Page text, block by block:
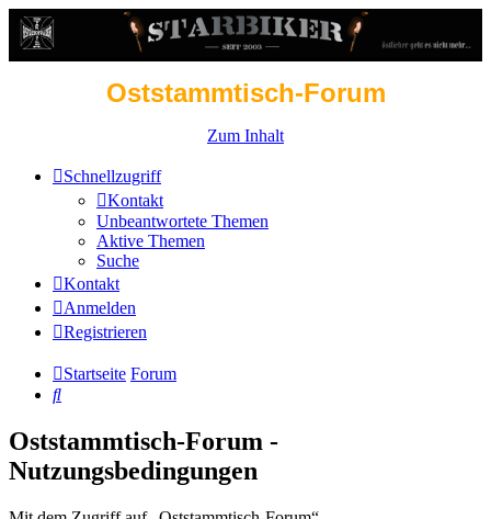
Oststammtisch-Forum
Zum Inhalt
Schnellzugriff
Kontakt
Unbeantwortete Themen
Aktive Themen
Suche
Kontakt
Anmelden
Registrieren
Startseite Forum
Suche
Oststammtisch-Forum -
Nutzungsbedingungen